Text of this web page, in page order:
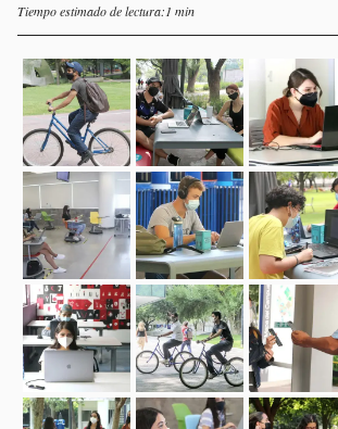
Tiempo estimado de lectura:1 min